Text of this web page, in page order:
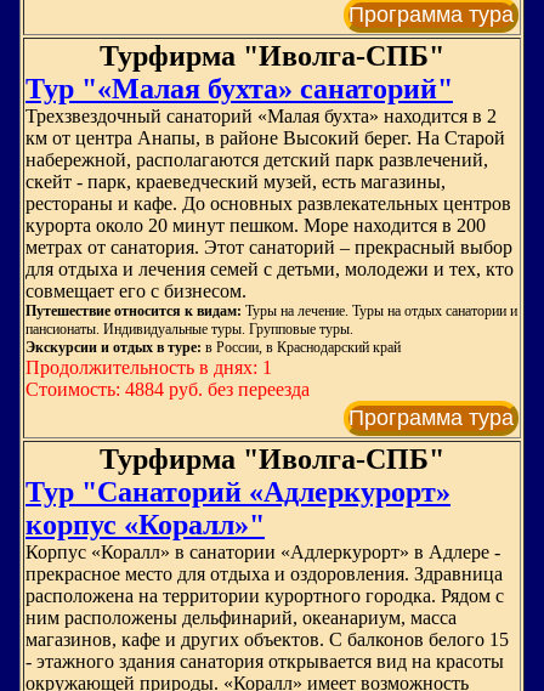
Программа тура
Турфирма "Иволга-СПБ"
Тур "«Малая бухта» санаторий"
Трехзвездочный санаторий «Малая бухта» находится в 2
км от центра Анапы, в районе Высокий берег. На Старой
набережной, располагаются детский парк развлечений,
скейт - парк, краеведческий музей, есть магазины,
рестораны и кафе. До основных развлекательных центров
курорта около 20 минут пешком. Море находится в 200
метрах от санатория. Этот санаторий – прекрасный выбор
для отдыха и лечения семей с детьми, молодежи и тех, кто
совмещает его с бизнесом.
Путешествие относится к видам: Туры на лечение. Туры на отдых санатории и
пансионаты. Индивидуальные туры. Групповые туры.
Экскурсии и отдых в туре: в России, в Краснодарский край
Продолжительность в днях: 1
Стоимость: 4884 руб. без переезда
Программа тура
Турфирма "Иволга-СПБ"
Тур "Санаторий «Адлеркурорт»
корпус «Коралл»"
Корпус «Коралл» в санатории «Адлеркурорт» в Адлере -
прекрасное место для отдыха и оздоровления. Здравница
расположена на территории курортного городка. Рядом с
ним расположены дельфинарий, океанариум, масса
магазинов, кафе и других объектов. С балконов белого 15
- этажного здания санатория открывается вид на красоты
окружающей природы. «Коралл» имеет возможность